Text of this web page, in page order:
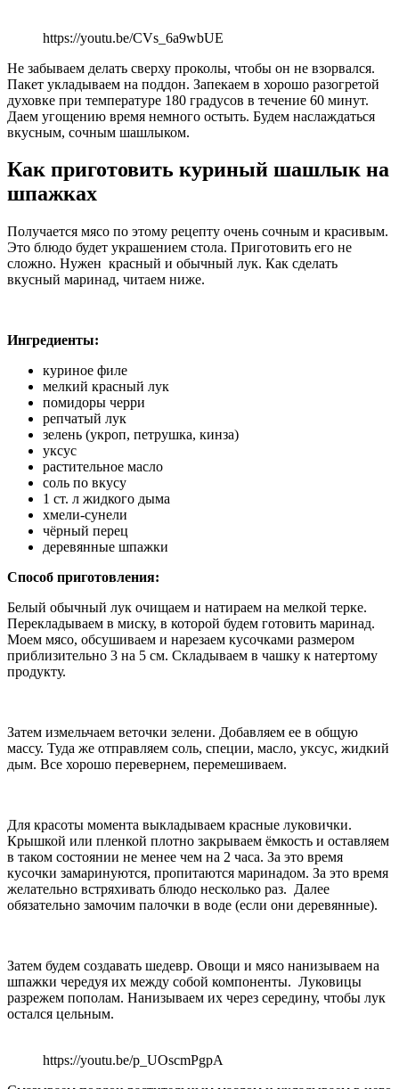
https://youtu.be/CVs_6a9wbUE
Не забываем делать сверху проколы, чтобы он не взорвался.
Пакет укладываем на поддон. Запекаем в хорошо разогретой
духовке при температуре 180 градусов в течение 60 минут.
Даем угощению время немного остыть. Будем наслаждаться
вкусным, сочным шашлыком.
Как приготовить куриный шашлык на
шпажках
Получается мясо по этому рецепту очень сочным и красивым.
Это блюдо будет украшением стола. Приготовить его не
сложно. Нужен красный и обычный лук. Как сделать
вкусный маринад, читаем ниже.
Ингредиенты:
куриное филе
мелкий красный лук
помидоры черри
репчатый лук
зелень (укроп, петрушка, кинза)
уксус
растительное масло
соль по вкусу
1 ст. л жидкого дыма
хмели-сунели
чёрный перец
деревянные шпажки
Способ приготовления:
Белый обычный лук очищаем и натираем на мелкой терке.
Перекладываем в миску, в которой будем готовить маринад.
Моем мясо, обсушиваем и нарезаем кусочками размером
приблизительно 3 на 5 см. Складываем в чашку к натертому
продукту.
Затем измельчаем веточки зелени. Добавляем ее в общую
массу. Туда же отправляем соль, специи, масло, уксус, жидкий
дым. Все хорошо перевернем, перемешиваем.
Для красоты момента выкладываем красные луковички.
Крышкой или пленкой плотно закрываем ёмкость и оставляем
в таком состоянии не менее чем на 2 часа. За это время
кусочки замаринуются, пропитаются маринадом. За это время
желательно встряхивать блюдо несколько раз. Далее
обязательно замочим палочки в воде (если они деревянные).
Затем будем создавать шедевр. Овощи и мясо нанизываем на
шпажки чередуя их между собой компоненты. Луковицы
разрежем пополам. Нанизываем их через середину, чтобы лук
остался цельным.
https://youtu.be/p_UOscmPgpA